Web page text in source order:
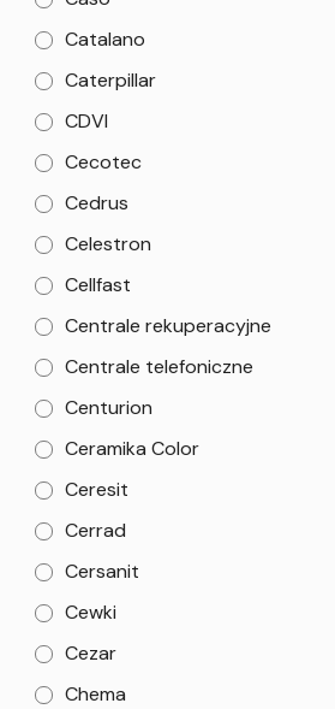
Catalano
Caterpillar
CDVI
Cecotec
Cedrus
Celestron
Cellfast
Centrale rekuperacyjne
Centrale telefoniczne
Centurion
Ceramika Color
Ceresit
Cerrad
Cersanit
Cewki
Cezar
Chema